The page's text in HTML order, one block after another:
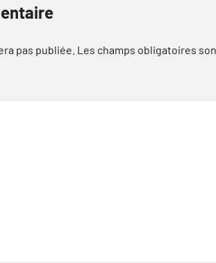
pas publiée. Les champs obligatoires